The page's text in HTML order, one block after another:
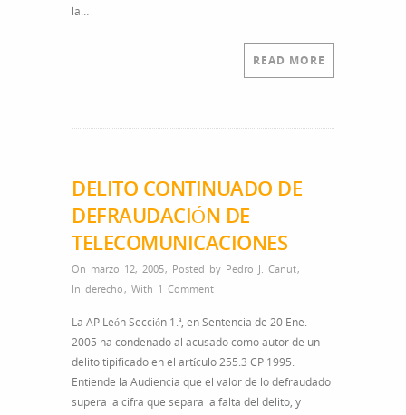
la…
READ MORE
DELITO CONTINUADO DE
DEFRAUDACIÓN DE
TELECOMUNICACIONES
On marzo 12, 2005, Posted by Pedro J. Canut,
In derecho, With 1 Comment
La AP León Sección 1.ª, en Sentencia de 20 Ene.
2005 ha condenado al acusado como autor de un
delito tipificado en el artículo 255.3 CP 1995.
Entiende la Audiencia que el valor de lo defraudado
supera la cifra que separa la falta del delito, y